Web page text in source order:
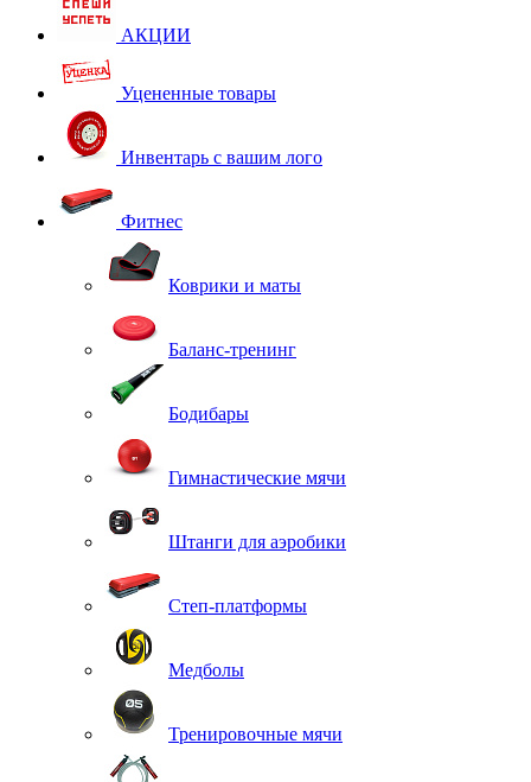
АКЦИИ
Уцененные товары
Инвентарь с вашим лого
Фитнес
Коврики и маты
Баланс-тренинг
Бодибары
Гимнастические мячи
Штанги для аэробики
Степ-платформы
Медболы
Тренировочные мячи